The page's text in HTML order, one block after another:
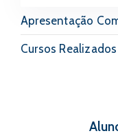
Apresentação
Cursos Realizados